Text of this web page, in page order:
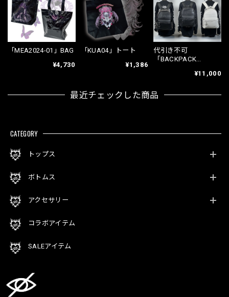
「MEA2024-01」BAG
¥4,730
「KUA04」トート
¥1,386
代引き不可
「BACKPACK
¥11,000
最近チェックした商品
CATEGORY
トップス
ボトムス
アクセサリー
コラボアイテム
SALEアイテム